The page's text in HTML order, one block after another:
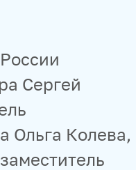
Сергей
Ольга Колева,